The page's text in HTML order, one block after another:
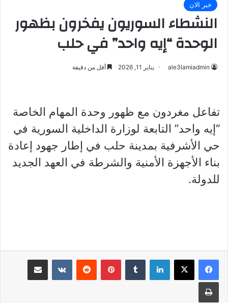
خبر الان
النشطاء السوريون يفخرون بظهور
الوحدة “إيه واحد” في حلب
ale3lamiadmin يناير 11, 2026 أقل من دقيقة
تفاعل مغردون مع ظهور وحدة المهام الخاصة
“إيه واحد” التابعة لوزارة الداخلية السورية في
حي الأشرفية بمدينة حلب في إطار جهود إعادة
بناء الأجهزة الأمنية والشرطة في العهد الجديد
للدولة.
لينكدإن بينتيريست مشاركة عبر البريد
طباعة